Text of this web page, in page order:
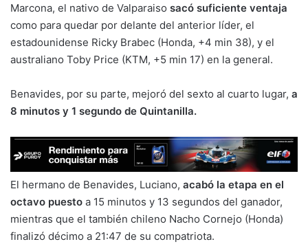
Marcona, el nativo de Valparaiso sacó suficiente ventaja
como para quedar por delante del anterior líder, el
estadounidense Ricky Brabec (Honda, +4 min 38), y el
australiano Toby Price (KTM, +5 min 17) en la general.
Benavides, por su parte, mejoró del sexto al cuarto lugar, a
8 minutos y 1 segundo de Quintanilla.
El hermano de Benavides, Luciano, acabó la etapa en el
octavo puesto a 15 minutos y 13 segundos del ganador,
mientras que el también chileno Nacho Cornejo (Honda)
finalizó décimo a 21:47 de su compatriota.